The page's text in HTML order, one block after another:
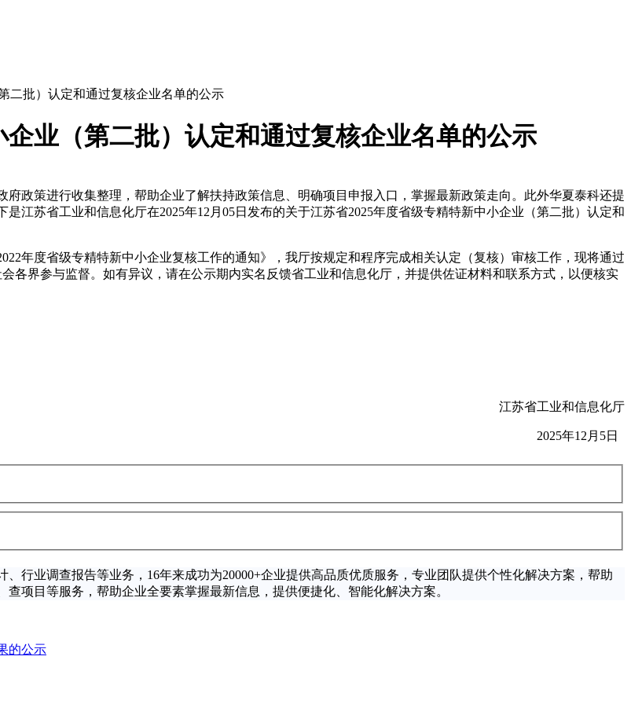
二批）认定和通过复核企业名单的公示
业（第二批）认定和通过复核企业名单的公示
政策进行收集整理，帮助企业了解扶持政策信息、明确项目申报入口，掌握最新政策走向。此外华夏泰科还提
是江苏省工业和信息化厅在2025年12月05日 发布的关于江苏省2025年度省级专精特新中小企业（第二批）认定和
年度省级专精特新中小企业复核工作的通知》，我厅按规定和程序完成相关认定（复核）审核工作，现将通过
各界参与监督。如有异议，请在公示期内实名反馈省工业和信息化厅，并提供佐证材料和联系方式，以便核实
江苏省工业和信息化厅
2025年12月5日
行业调查报告等业务，16年来成功为20000+企业提供高品质优质服务，专业团队提供个性化解决方案，帮助
项目等服务，帮助企业全要素掌握最新信息，提供便捷化、智能化解决方案。
的公示